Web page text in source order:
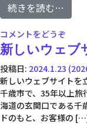
続きを読む…
コメントをどうぞ
新しいウェブ
投稿日: 2024.1.23
新しいウェブサイトを
千歳市で、35年以上旅
海道の玄関口である千
ドのもと、お客様の